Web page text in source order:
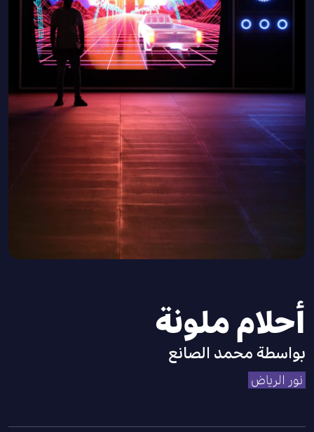
أحلام ملونة
بواسطة محمد الصانع
نور الرياض